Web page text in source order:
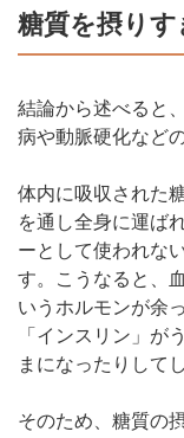
糖質を摂り
結論から述べると
病や動脈硬化など
体内に吸収された
を通し全身に運ば
ーとして使われな
す。こうなると、
いうホルモンが余
「インスリン」が
まになったりして
そのため、糖質の